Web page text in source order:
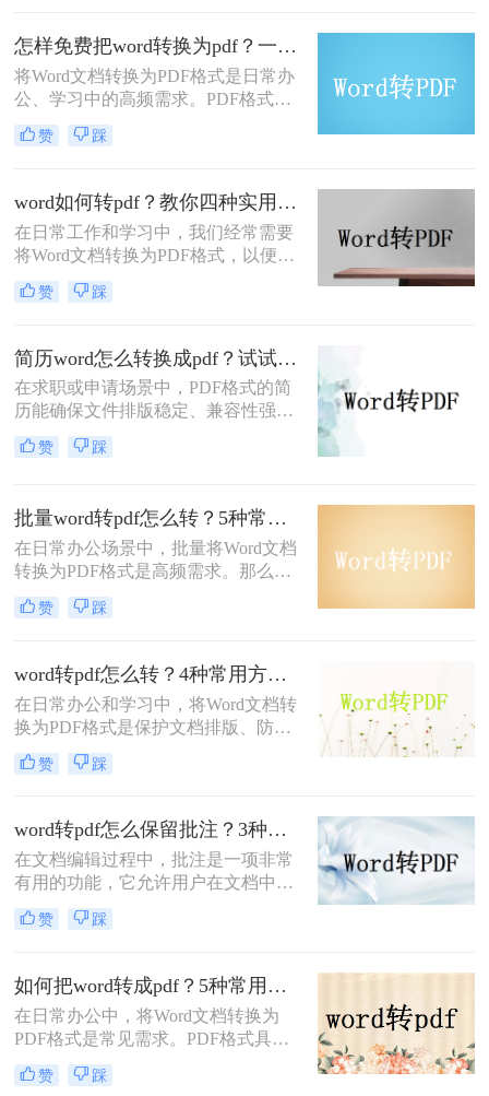
word怎么转PDF，以及一些常见的
Word转PDF问题。
怎样免费把word转换为pdf？一文掌握所有常用方法！
将Word文档转换为PDF格式是日常办
公、学习中的高频需求。PDF格式能
确保文件内容在不同设备上显示一
致，且不易被篡改。那么怎样免费把
种免费转换方法，助你高效完成转
换。
赞 踩
word如何转pdf？教你四种实用的转PDF方法！
在日常工作和学习中，我们经常需要
将Word文档转换为PDF格式，以便更
好地保存、分享和打印文件。PDF格
式具有跨平台兼容性好、不易被篡改
Word如何转PDF呢？本文将介绍四种
实用的Word转PDF的方法，帮助读者
轻松实现文档格式的转换。
赞 踩
简历word怎么转换成pdf？试试这5种常用转换方法！
在求职或申请场景中，PDF格式的简
历能确保文件排版稳定、兼容性强，
避免因不同设备或软件打开导致格式
错乱。那么简历word怎么转换成pdf
高效完成转换并提升简历的专业性。
赞 踩
批量word转pdf怎么转？5种常用方法详解！
在日常办公场景中，批量将Word文档
转换为PDF格式是高频需求。那么批
量word转pdf怎么转呢？本文从四种主
流转换方案，适合不同场景和用户需
赞 踩
word转pdf怎么转？4种常用方法详解！
在日常办公和学习中，将Word文档转
换为PDF格式是保护文档排版、防止
篡改的重要需求。那么word转pdf怎么
转呢？本文将介绍几种常用方法，帮
赞 踩
word转pdf怎么保留批注？3种方法帮你轻松转换！
在文档编辑过程中，批注是一项非常
有用的功能，它允许用户在文档中直
接添加注释、提醒或反馈。然而，当
将Word文档转换为PDF格式时，很多
一个令人头疼的问题，因为批注往往
承载着重要的信息。那么，word转pdf
怎么保留批注呢？本文将为您提供解
决方案。
赞 踩
如何把word转成pdf？5种常用的转换方法详解！
在日常办公中，将Word文档转换为
PDF格式是常见需求。PDF格式具有
跨平台兼容性强、格式固定、不易被
篡改等优势，尤其适合用于正式文件
赞 踩